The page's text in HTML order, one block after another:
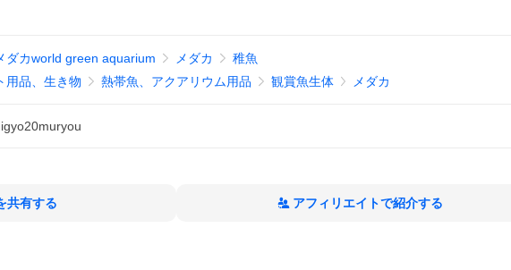
ダカworld green aquarium メダカ
稚魚
用品、生き物
熱帯魚、アクアリウム用品 観賞魚生体 メダカ
共有する アフィリエイトで紹介する